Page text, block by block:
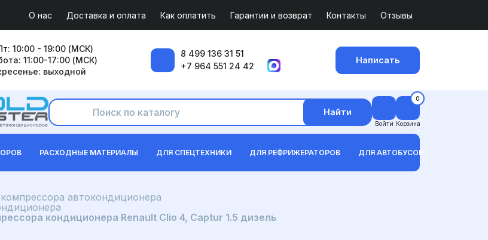
О нас Доставка и оплата Как оплатить Гарантии и возврат Контакты Отзывы
10:00 - 19:00 (МСК)
11:00-17:00 (МСК)
выходной
8 499 136 31 51
+7 964 551 24 42
Написать
Найти
Войти
0
Корзина
РАСХОДНЫЕ МАТЕРИАЛЫ ДЛЯ СПЕЦТЕХНИКИ ДЛЯ РЕФРИЖЕРАТОРОВ ДЛЯ АВТОБУСОВ
автокондиционера
кондиционера Renault Clio 4, Captur 1.5 дизель